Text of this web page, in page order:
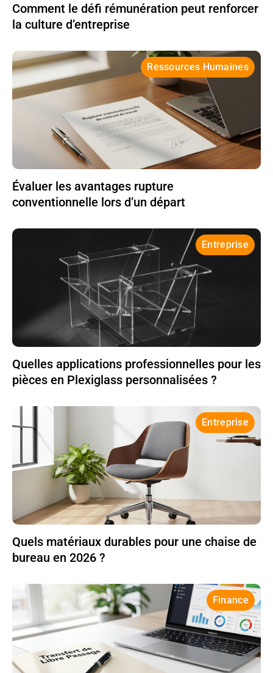
Comment le défi rémunération peut renforcer
la culture d’entreprise
Ressources Humaines
Évaluer les avantages rupture
conventionnelle lors d’un départ
Entreprise
Quelles applications professionnelles pour les
pièces en Plexiglass personnalisées ?
Entreprise
Quels matériaux durables pour une chaise de
bureau en 2026 ?
Finance